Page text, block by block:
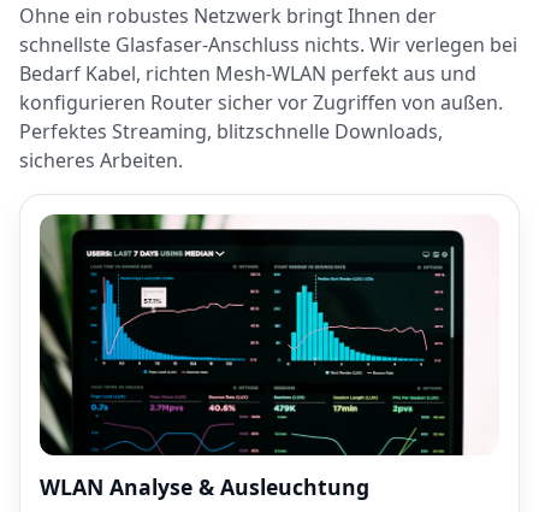
Ohne ein robustes Netzwerk bringt Ihnen der
schnellste Glasfaser-Anschluss nichts. Wir verlegen bei
Bedarf Kabel, richten Mesh-WLAN perfekt aus und
konfigurieren Router sicher vor Zugriffen von außen.
Perfektes Streaming, blitzschnelle Downloads,
sicheres Arbeiten.
WLAN Analyse & Ausleuchtung